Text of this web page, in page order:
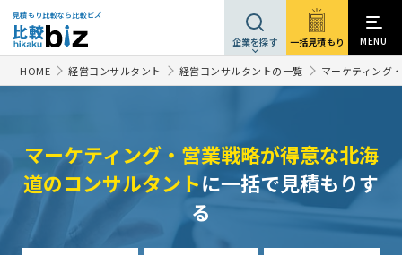
見積もり比較なら比較ビズ
企業を探す 一括見積もり MENU
HOME 経営コンサルタント 経営コンサルタントの一覧 マーケティング
マーケティング・営業戦略が得意な北海
道のコンサルタントに一括で見積もりす
る